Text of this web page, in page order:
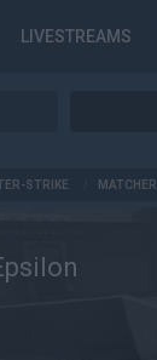
LIVESTREAMS
STRIKE MATCHER